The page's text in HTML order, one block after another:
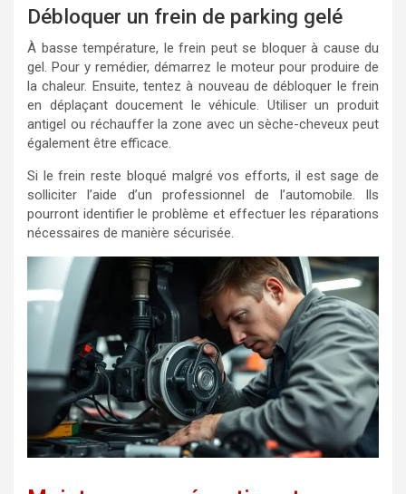
Débloquer un frein de parking gelé
À basse température, le frein peut se bloquer à cause du
gel. Pour y remédier, démarrez le moteur pour produire de
la chaleur. Ensuite, tentez à nouveau de débloquer le frein
en déplaçant doucement le véhicule. Utiliser un produit
antigel ou réchauffer la zone avec un sèche-cheveux peut
également être efficace.
Si le frein reste bloqué malgré vos efforts, il est sage de
solliciter l’aide d’un professionnel de l’automobile. Ils
pourront identifier le problème et effectuer les réparations
nécessaires de manière sécurisée.